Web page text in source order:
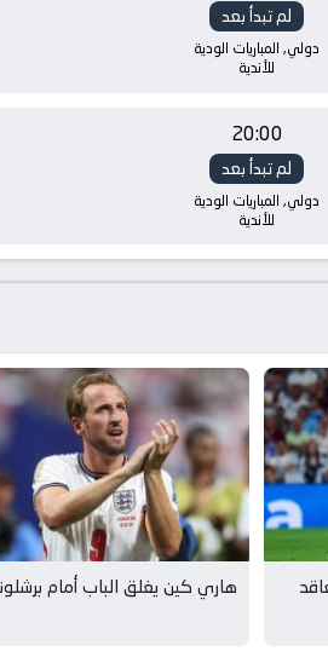
لم تبدأ بعد
دولي, المباريات الودية
للأندية
20:00
لم تبدأ بعد
دولي, المباريات الودية
للأندية
هاري كين يغلق الباب أمام